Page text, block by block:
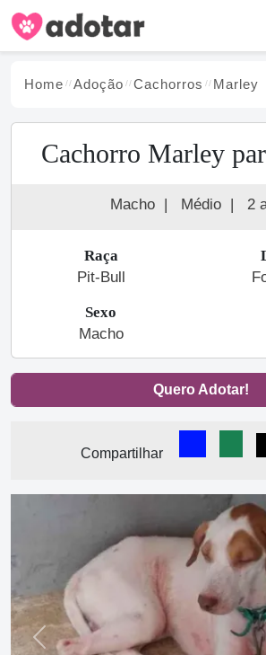
Home Adoção Cachorros Marley
Cachorro Marley
Macho | Médio | 2
Raça
Pit-Bull
Sexo
Macho
Quero Adotar!
Compartilhar
Previous